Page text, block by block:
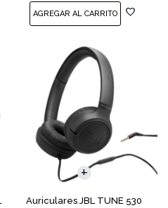
Auriculares JBL TUNE 530